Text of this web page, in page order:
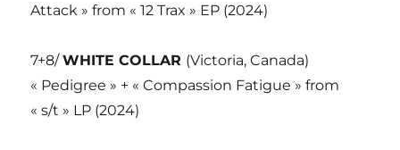
Attack » from « 12 Trax » EP (2024)
7+8/WHITE COLLAR (Victoria, Canada)
« Pedigree » + « Compassion Fatigue » from
« s/t » LP (2024)